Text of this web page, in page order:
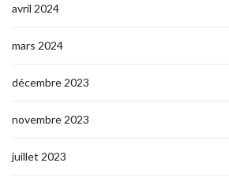
avril 2024
mars 2024
décembre 2023
novembre 2023
juillet 2023